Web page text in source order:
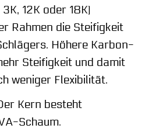
12K oder 18K)
Rahmen die Steifigkeit
Höhere Karbon-
Steifigkeit und damit
weniger Flexibilität.
Kern besteht
Schaum.